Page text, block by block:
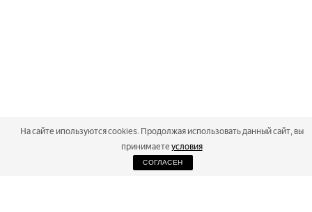
На сайте ипользуются cookies. Продолжая использовать данный сайт, вы
принимаете условия
СОГЛАСЕН